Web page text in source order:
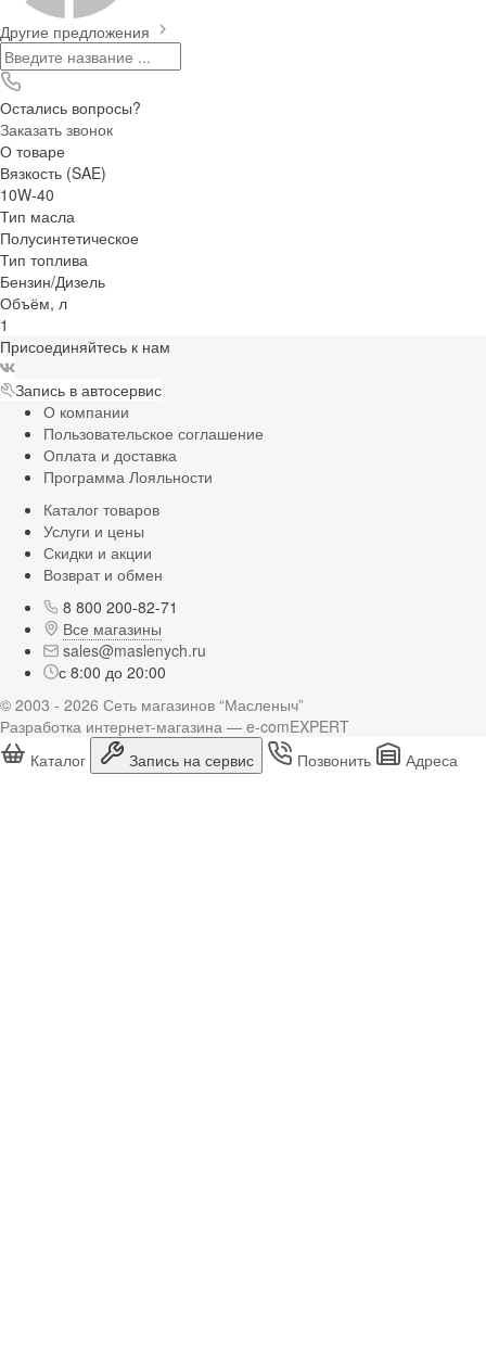
Другие предложения
Остались вопросы?
Заказать звонок
О товаре
Вязкость (SAE)
10W-40
Тип масла
Полусинтетическое
Тип топлива
Бензин/Дизель
Объём, л
1
Присоединяйтесь к нам
Запись в автосервис
О компании
Пользовательское соглашение
Оплата и доставка
Программа Лояльности
Каталог товаров
Услуги и цены
Скидки и акции
Возврат и обмен
8 800 200-82-71
Все магазины
sales@maslenych.ru
с 8:00 до 20:00
© 2003 - 2026 Сеть магазинов “Масленыч”
Разработка интернет-магазина — e-comEXPERT
Каталог
Запись на сервис Позвонить Адреса